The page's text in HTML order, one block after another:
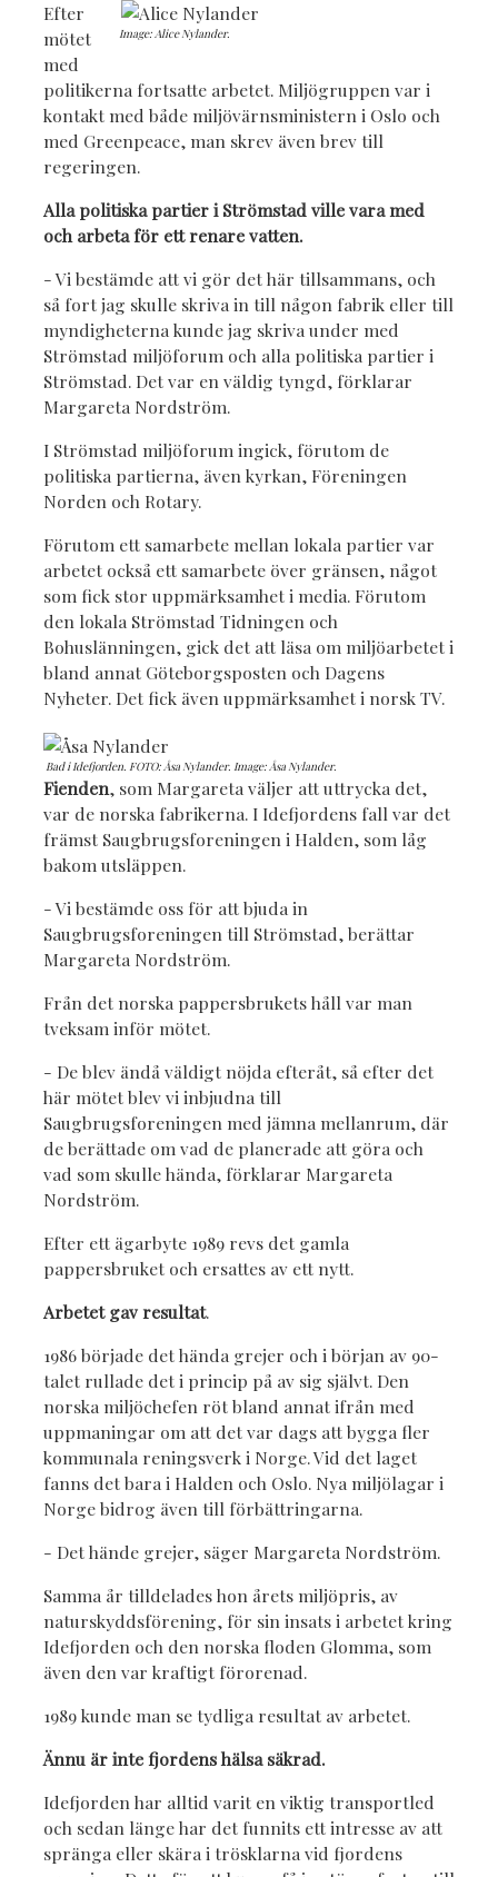
Image: Alice Nylander.
Efter
mötet
med
politikerna fortsatte arbetet. Miljögruppen var i
kontakt med både miljövärnsministern i Oslo och
med Greenpeace, man skrev även brev till
regeringen.
Alla politiska partier i Strömstad ville vara med
och arbeta för ett renare vatten.
- Vi bestämde att vi gör det här tillsammans, och
så fort jag skulle skriva in till någon fabrik eller till
myndigheterna kunde jag skriva under med
Strömstad miljöforum och alla politiska partier i
Strömstad. Det var en väldig tyngd, förklarar
Margareta Nordström.
I Strömstad miljöforum ingick, förutom de
politiska partierna, även kyrkan, Föreningen
Norden och Rotary.
Förutom ett samarbete mellan lokala partier var
arbetet också ett samarbete över gränsen, något
som fick stor uppmärksamhet i media. Förutom
den lokala Strömstad Tidningen och
Bohuslänningen, gick det att läsa om miljöarbetet i
bland annat Göteborgsposten och Dagens
Nyheter. Det fick även uppmärksamhet i norsk TV.
Bad i Idefjorden. FOTO: Åsa Nylander. Image: Åsa Nylander.
Fienden, som Margareta väljer att uttrycka det,
var de norska fabrikerna. I Idefjordens fall var det
främst Saugbrugsforeningen i Halden, som låg
bakom utsläppen.
- Vi bestämde oss för att bjuda in
Saugbrugsforeningen till Strömstad, berättar
Margareta Nordström.
Från det norska pappersbrukets håll var man
tveksam inför mötet.
- De blev ändå väldigt nöjda efteråt, så efter det
här mötet blev vi inbjudna till
Saugbrugsforeningen med jämna mellanrum, där
de berättade om vad de planerade att göra och
vad som skulle hända, förklarar Margareta
Nordström.
Efter ett ägarbyte 1989 revs det gamla
pappersbruket och ersattes av ett nytt.
Arbetet gav resultat.
1986 började det hända grejer och i början av 90-
talet rullade det i princip på av sig självt. Den
norska miljöchefen röt bland annat ifrån med
uppmaningar om att det var dags att bygga fler
kommunala reningsverk i Norge. Vid det laget
fanns det bara i Halden och Oslo. Nya miljölagar i
Norge bidrog även till förbättringarna.
- Det hände grejer, säger Margareta Nordström.
Samma år tilldelades hon årets miljöpris, av
naturskyddsförening, för sin insats i arbetet kring
Idefjorden och den norska floden Glomma, som
även den var kraftigt förorenad.
1989 kunde man se tydliga resultat av arbetet.
Ännu är inte fjordens hälsa säkrad.
Idefjorden har alltid varit en viktig transportled
och sedan länge har det funnits ett intresse av att
spränga eller skära i trösklarna vid fjordens